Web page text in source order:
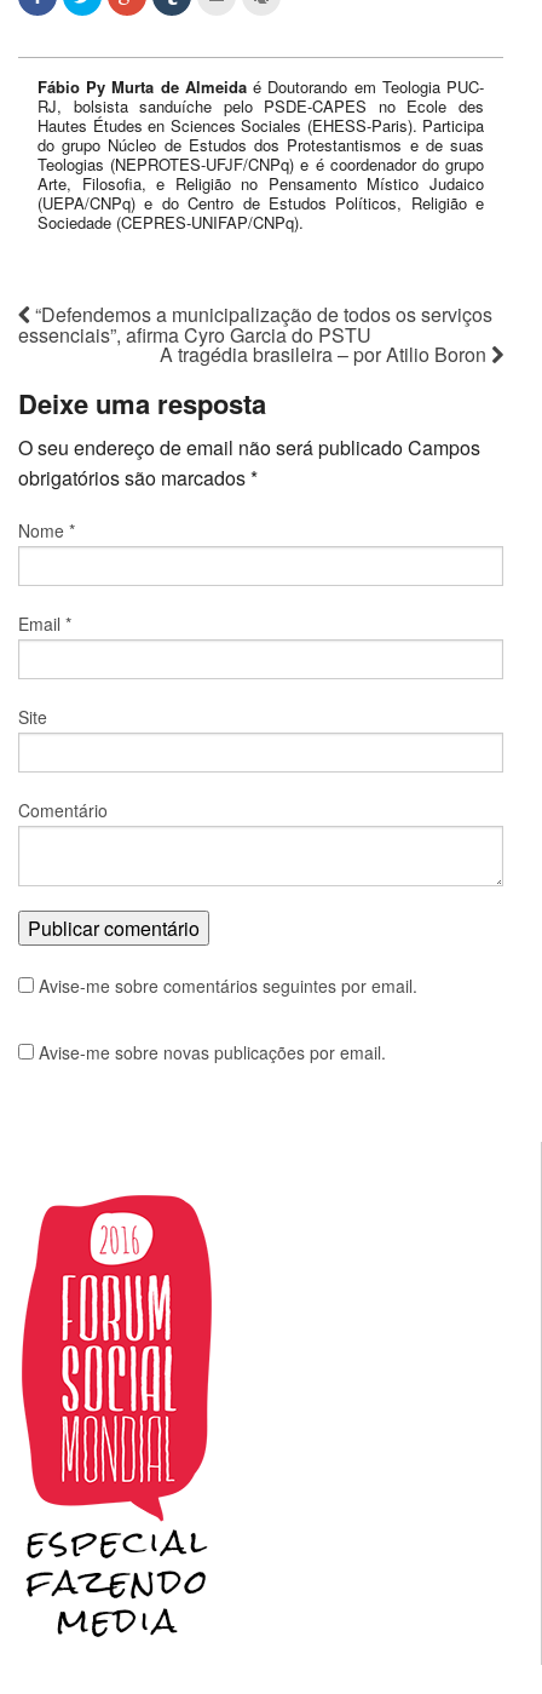
Fábio Py Murta de Almeidaé Doutorando em Teologia PUC-
RJ, bolsista sanduíche pelo PSDE-CAPES no Ecole des
Hautes Études en Sciences Sociales (EHESS-Paris). Participa
do grupo Núcleo de Estudos dos Protestantismos e de suas
Teologias (NEPROTES-UFJF/CNPq) e é coordenador do grupo
Arte, Filosofia, e Religião no Pensamento Místico Judaico
(UEPA/CNPq) e do Centro de Estudos Políticos, Religião e
Sociedade (CEPRES-UNIFAP/CNPq).
“Defendemos a municipalização de todos os serviços
essenciais”, afirma Cyro Garcia do PSTU
A tragédia brasileira – por Atilio Boron
Deixe uma resposta
O seu endereço de email não será publicadoCampos
obrigatórios são marcados*
Nome *
Email *
Site
Comentário
Avise-me sobre comentários seguintes por email.
Avise-me sobre novas publicações por email.